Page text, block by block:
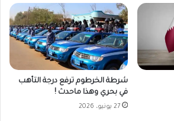
شرطة الخرطوم ترفع درجة التأهب
في بحري وهذا ماحدث !
27 يونيو، 2026